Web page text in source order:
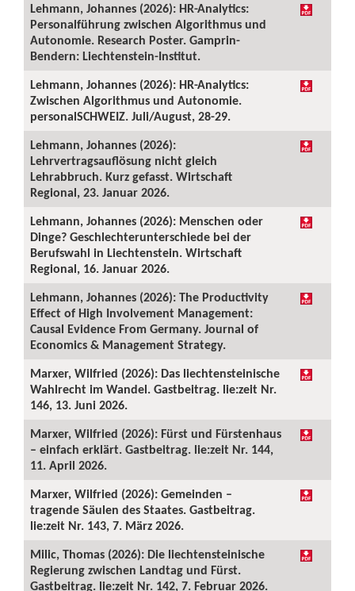
Lehmann, Johannes (2026): HR-Analytics:
Personalführung zwischen Algorithmus und
Autonomie. Research Poster. Gamprin-
Bendern: Liechtenstein-Institut.
Lehmann, Johannes (2026): HR-Analytics:
Zwischen Algorithmus und Autonomie.
personalSCHWEIZ. Juli/August, 28-29.
Lehmann, Johannes (2026):
Lehrvertragsauflösung nicht gleich
Lehrabbruch. Kurz gefasst. Wirtschaft
Regional, 23. Januar 2026.
Lehmann, Johannes (2026): Menschen oder
Dinge? Geschlechterunterschiede bei der
Berufswahl in Liechtenstein. Wirtschaft
Regional, 16. Januar 2026.
Lehmann, Johannes (2026): The Productivity
Effect of High Involvement Management:
Causal Evidence From Germany. Journal of
Economics & Management Strategy.
Marxer, Wilfried (2026): Das liechtensteinische
Wahlrecht im Wandel. Gastbeitrag. lie:zeit Nr.
146, 13. Juni 2026.
Marxer, Wilfried (2026): Fürst und Fürstenhaus
– einfach erklärt. Gastbeitrag. lie:zeit Nr. 144,
11. April 2026.
Marxer, Wilfried (2026): Gemeinden –
tragende Säulen des Staates. Gastbeitrag.
lie:zeit Nr. 143, 7. März 2026.
Milic, Thomas (2026): Die liechtensteinische
Regierung zwischen Landtag und Fürst.
Gastbeitrag. lie:zeit Nr. 142, 7. Februar 2026.